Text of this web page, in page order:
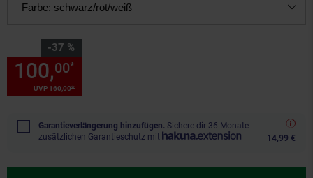
Farbe: schwarz/rot/weiß
-37 %
Sie Sparen 37 Prozent,
UVP160,00*
100,00*
Garantieverlängerung hinzufügen. Sichere dir 36 Monate
zusätzlichen Garantieschutz mit
14,99 €